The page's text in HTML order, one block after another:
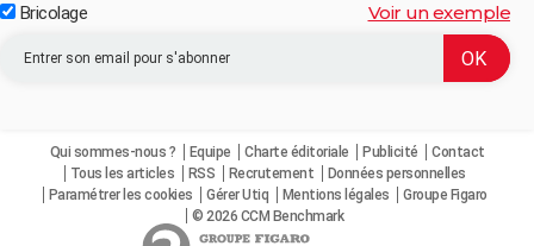
Bricolage Voir un exemple
Qui sommes-nous ? Equipe Charte éditoriale Publicité
Contact
Tous les articles
RSS Recrutement
Données personnelles
Paramétrer les cookies
Gérer Utiq Mentions légales
Groupe Figaro
© 2026 CCM Benchmark